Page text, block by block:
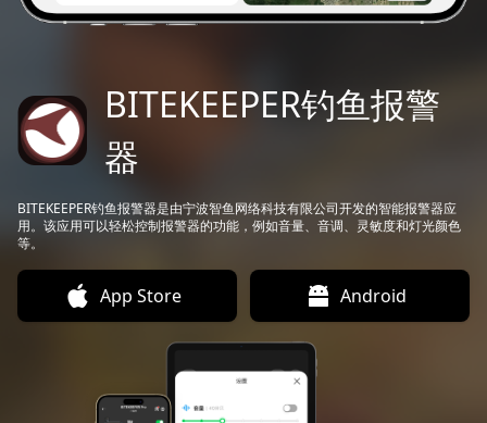
BITEKEEPER钓鱼报警
器
BITEKEEPER钓鱼报警器是由宁波智鱼网络科技有限公司开发的智能报警器应
用。该应用可以轻松控制报警器的功能，例如音量、音调、灵敏度和灯光颜色
等。
App Store Android